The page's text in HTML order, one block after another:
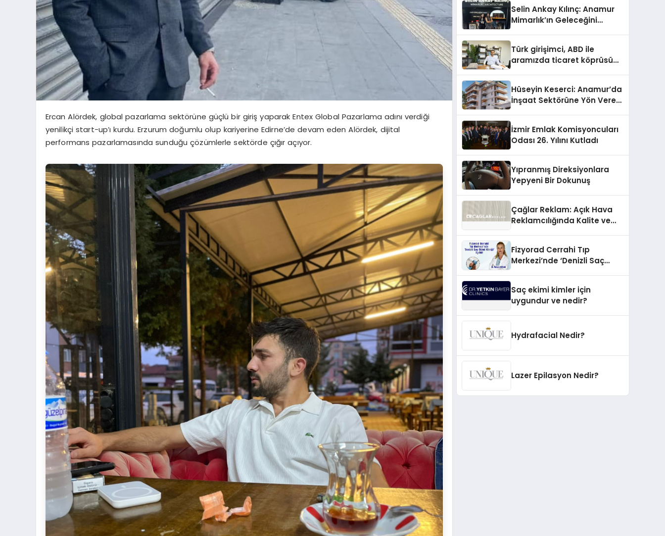
Ercan Alördek, global pazarlama sektörüne güçlü bir giriş yaparak Entex Global Pazarlama adını verdiği
yenilikçi start-up’ı kurdu. Erzurum doğumlu olup kariyerine Edirne’de devam eden Alördek, dijital
performans pazarlamasında sunduğu çözümlerle sektörde çığır açıyor.
Selin Ankay Kılınç: Anamur
Mimarlık’ın Geleceğini
Türk girişimci, ABD ile
aramızda ticaret köprüsü
Hüseyin Keserci: Anamur’da
İnşaat Sektörüne Yön Veren
İzmir Emlak Komisyoncuları
Odası 26. Yılını Kutladı
Yıpranmış Direksiyonlara
Yepyeni Bir Dokunuş
Çağlar Reklam: Açık Hava
Reklamcılığında Kalite ve
Fizyorad Cerrahi Tıp
Merkezi’nde ‘Denizli Saç
Saç ekimi kimler için
uygundur ve nedir?
Hydrafacial Nedir?
Lazer Epilasyon Nedir?